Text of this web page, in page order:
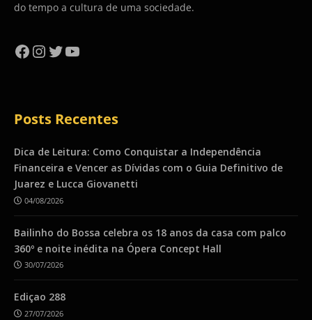
do tempo a cultura de uma sociedade.
Facebook
Instagram
Twitter
YouTube
Posts Recentes
Dica de Leitura: Como Conquistar a Independência
Financeira e Vencer as Dívidas com o Guia Definitivo de
Juarez e Lucca Giovanetti
04/08/2026
Bailinho do Bossa celebra os 18 anos da casa com palco
360º e noite inédita na Ópera Concept Hall
30/07/2026
Ediçao 288
27/07/2026